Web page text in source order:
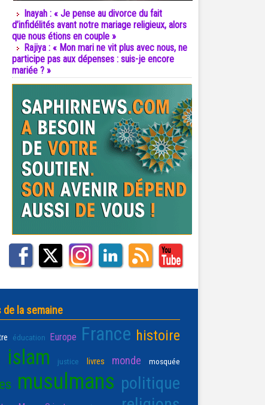
Inayah : « Je pense au divorce du fait
d’infidélités avant notre mariage religieux, alors
que nous étions en couple »
Rajiya : « Mon mari ne vit plus avec nous, ne
participe pas aux dépenses : suis-je encore
mariée ? »
la semaine
éducation Europe France histoire
islam justice livres monde mosquée
musulmans politique